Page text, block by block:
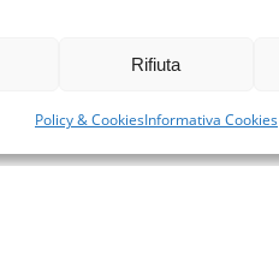
Rifiuta
Policy & CookiesInformativa Cookies